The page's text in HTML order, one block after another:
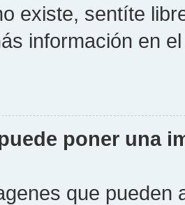
existe, sentíte
información en
poner una
que pueden